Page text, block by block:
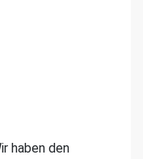
haben den